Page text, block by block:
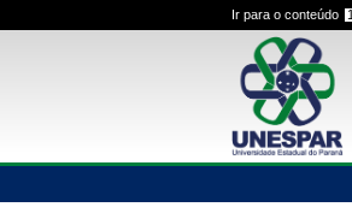
Ir para o conteúdo 1